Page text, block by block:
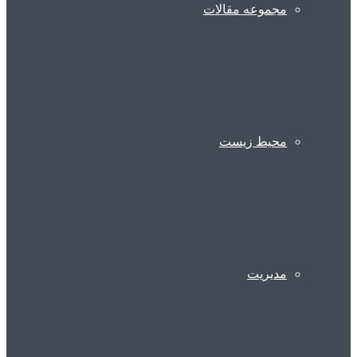
مجموعه مقالات
محیط زیست
مدیریت